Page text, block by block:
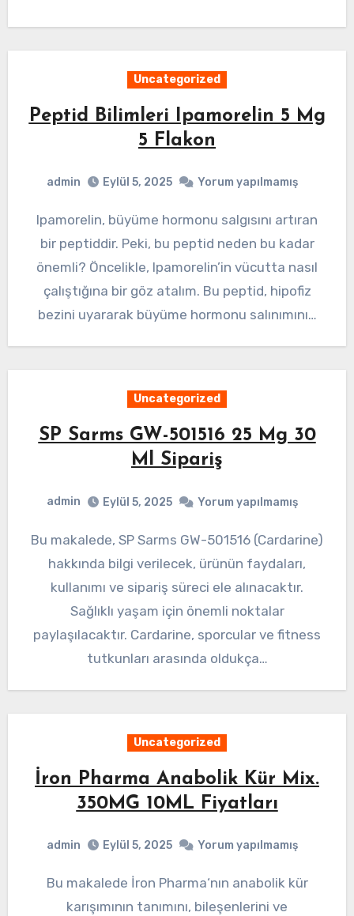
Uncategorized
Peptid Bilimleri Ipamorelin 5 Mg
5 Flakon
admin Eylül 5, 2025 Yorum yapılmamış
Ipamorelin, büyüme hormonu salgısını artıran
bir peptiddir. Peki, bu peptid neden bu kadar
önemli? Öncelikle, Ipamorelin’in vücutta nasıl
çalıştığına bir göz atalım. Bu peptid, hipofiz
bezini uyararak büyüme hormonu salınımını…
Uncategorized
SP Sarms GW-501516 25 Mg 30
Ml Sipariş
admin Eylül 5, 2025 Yorum yapılmamış
Bu makalede, SP Sarms GW-501516 (Cardarine)
hakkında bilgi verilecek, ürünün faydaları,
kullanımı ve sipariş süreci ele alınacaktır.
Sağlıklı yaşam için önemli noktalar
paylaşılacaktır. Cardarine, sporcular ve fitness
tutkunları arasında oldukça…
Uncategorized
İron Pharma Anabolik Kür Mix.
350MG 10ML Fiyatları
admin Eylül 5, 2025 Yorum yapılmamış
Bu makalede İron Pharma‘nın anabolik kür
karışımının tanımını, bileşenlerini ve